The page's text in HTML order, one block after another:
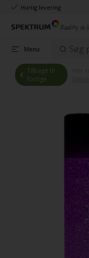
Hurtig levering
Menu
Tilbage til
forrige